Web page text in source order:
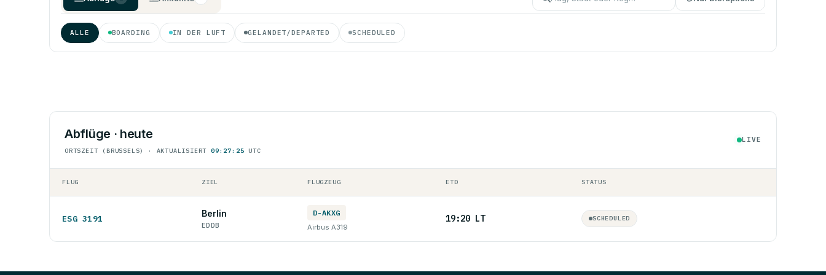
ALLE BOARDING IN DER LUFT GELANDET/DEPARTED SCHEDULED
Abflüge · heute
ORTSZEIT (BRUSSELS) · AKTUALISIERT 09:27:25 UTC
LIVE
FLUG ZIEL FLUGZEUG ETD STATUS
ESG 3191
Berlin
EDDB
D-AKXG
Airbus A319
19:20 LT SCHEDULED